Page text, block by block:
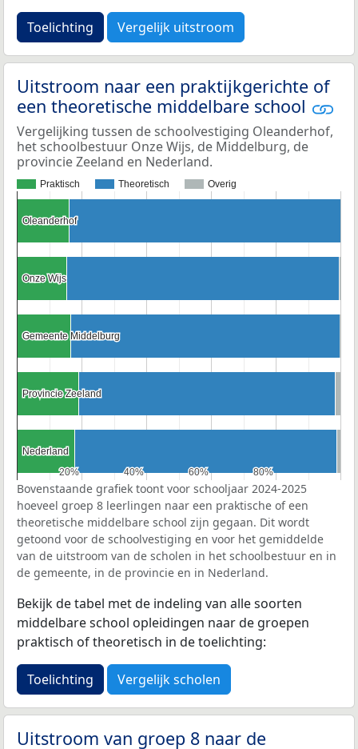
Toelichting Vergelijk uitstroom
Uitstroom naar een praktijkgerichte of
een theoretische middelbare school
Vergelijking tussen de schoolvestiging Oleanderhof,
het schoolbestuur Onze Wijs, de Middelburg, de
provincie Zeeland en Nederland.
Praktisch Theoretisch Overig
20%
20% 40%
40% 60%
60% 80%
80%
Oleanderhof
Oleanderhof
Onze Wijs
Onze Wijs
Gemeente Middelburg
Gemeente Middelburg
Provincie Zeeland
Provincie Zeeland
Nederland
Nederland
Bovenstaande grafiek toont voor schooljaar 2024-2025
hoeveel groep 8 leerlingen naar een praktische of een
theoretische middelbare school zijn gegaan. Dit wordt
getoond voor de schoolvestiging en voor het gemiddelde
van de uitstroom van de scholen in het schoolbestuur en in
de gemeente, in de provincie en in Nederland.
Bekijk de tabel met de indeling van alle soorten
middelbare school opleidingen naar de groepen
praktisch of theoretisch in de toelichting:
Toelichting Vergelijk scholen
Uitstroom van groep 8 naar de